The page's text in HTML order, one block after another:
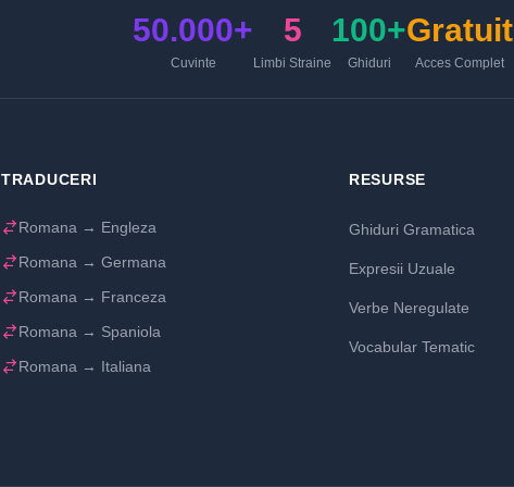
50.000+
Cuvinte
5
Limbi Straine
100+
Ghiduri
Gratuit
Acces Complet
TRADUCERI
Romana → Engleza
Romana → Germana
Romana → Franceza
Romana → Spaniola
Romana → Italiana
RESURSE
Ghiduri Gramatica
Expresii Uzuale
Verbe Neregulate
Vocabular Tematic